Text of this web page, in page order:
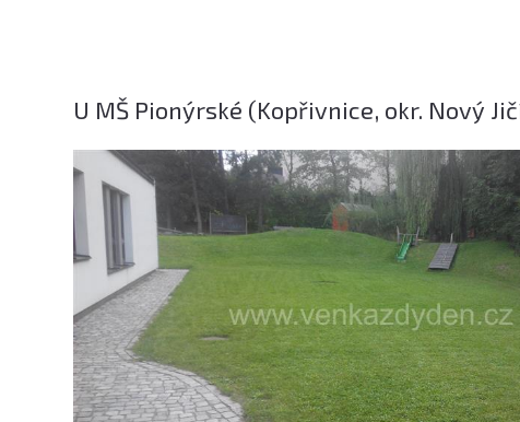
U MŠ Pionýrské (Kopřivnice, okr. Nový